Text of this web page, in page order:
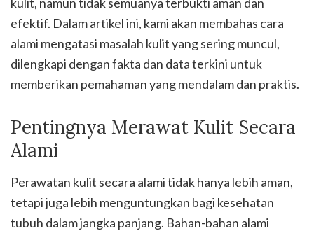
efektif. Dalam artikel ini, kami akan membahas cara
alami mengatasi masalah kulit yang sering muncul,
dilengkapi dengan fakta dan data terkini untuk
memberikan pemahaman yang mendalam dan praktis.
Pentingnya Merawat Kulit Secara
Alami
Perawatan kulit secara alami tidak hanya lebih aman,
tetapi juga lebih menguntungkan bagi kesehatan
tubuh dalam jangka panjang. Bahan-bahan alami